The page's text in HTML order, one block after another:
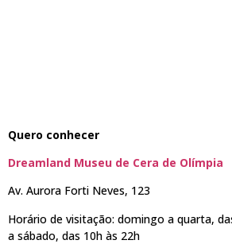
Quero conhecer
Dreamland Museu de Cera de Olímpia
Av. Aurora Forti Neves, 123
Horário de visitação: domingo a quarta,
a sábado, das 10h às 22h